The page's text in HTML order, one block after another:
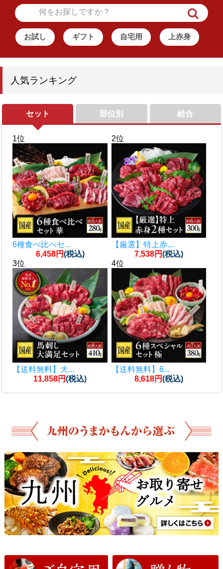
お試し ギフト 自宅用 上赤身
人気ランキング
セット
1位
6種食べ比べセ...
6,458円(税込)
2位
【厳選】特上赤...
7,538円(税込)
3位
【送料無料】大...
11,858円(税込)
4位
【送料無料】6...
8,618円(税込)
部位別
馬刺しユッケ(...
1,012円(税込)
霜降り 中トロ...
1,782円(税込)
3位
4位
総合
国産赤身お試し...
2,980円(税込)
6種食べ比べセ...
6,458円(税込)
3位
4位